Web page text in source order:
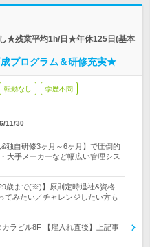
★残業平均1h/日★年休125日(基本
プログラム＆研修充実★
転勤なし 学歴不問
11/30
独自研修3ヶ月～6ヶ月】で圧倒的
大手メーカーなど幅広い管理シス
歳まで(※)】原則定時退社&資格
みたい／チャレンジしたい方も
ラビル8F 【雇入れ直後】上記事